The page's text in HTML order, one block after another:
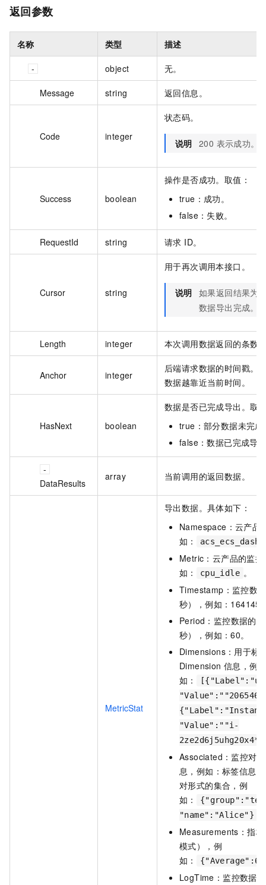
返回参数
名称 类型 描述
object 无。
Message string 返回信息。
Code integer
状态码。
说明 200 表示成功。
Success boolean
操作是否成功。取值：
true：成功。
false：失败。
RequestId string 请求 ID。
Cursor string
用于再次调用本接口。
说明 如果返回结果为
数据导出完成。
Length integer 本次调用数据返回的条数
Anchor integer
后端请求数据的时间戳。
数据越靠近当前时间。
HasNext boolean
数据是否已完成导出。取
true：部分数据未完成
false：数据已完成导
DataResults
array 当前调用的返回数据。
MetricStat
导出数据。具体如下：
Namespace：云产品
如：
Metric：云产品的监
如：
cpu_idle 。
Timestamp：监控数
秒），例如：
Period：监控数据的
秒），例如：60。
Dimensions：用于标
Dimension 信息，例
如：
"Value":""i-
Associated：监控对
息，例如：标签信息
对形式的集合，例
如：
"name":"Alice"}
Measurements：指
模式），例
如：
LogTime：监控数据